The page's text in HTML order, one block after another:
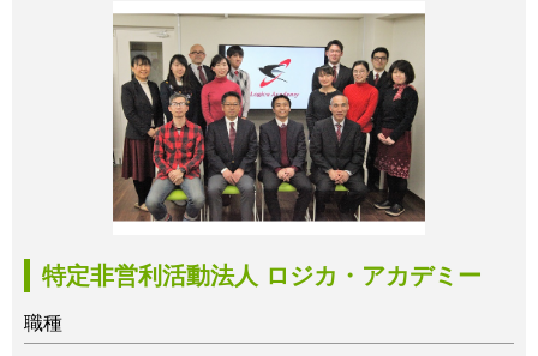
特定非営利活動法人 ロジカ・アカデミー
職種